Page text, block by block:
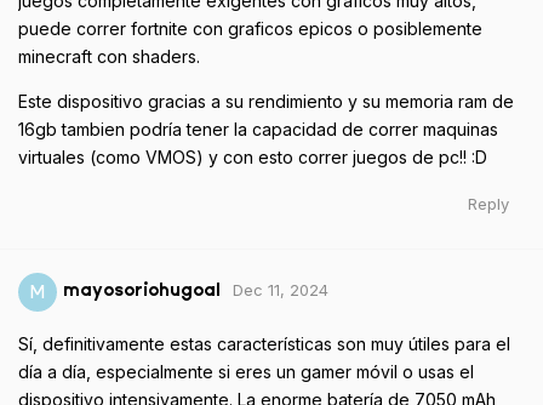
puede correr fortnite con graficos epicos o posiblemente
minecraft con shaders.
Este dispositivo gracias a su rendimiento y su memoria ram de
16gb tambien podría tener la capacidad de correr maquinas
virtuales (como VMOS) y con esto correr juegos de pc!! :D
Reply
M mayosoriohugoal Dec 11, 2024
Sí, definitivamente estas características son muy útiles para el
día a día, especialmente si eres un gamer móvil o usas el
dispositivo intensivamente. La enorme batería de 7050 mAh